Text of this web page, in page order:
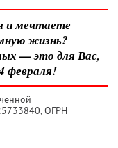
и мечтаете
жизнь?
— это для Вас,
февраля!
, ОГРН